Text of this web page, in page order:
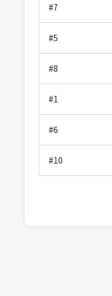
#7
#5
#8
#1
#6
#10